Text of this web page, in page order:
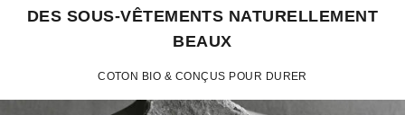
DES SOUS-VÊTEMENTS NATURELLEMENT
BEAUX
COTON BIO & CONÇUS POUR DURER